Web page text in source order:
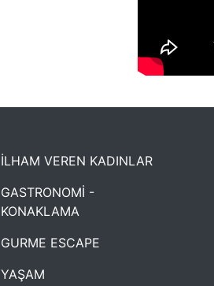
NYXmag
İLHAM VEREN KADINLAR
GASTRONOMİ -
KONAKLAMA
GURME ESCAPE
YAŞAM